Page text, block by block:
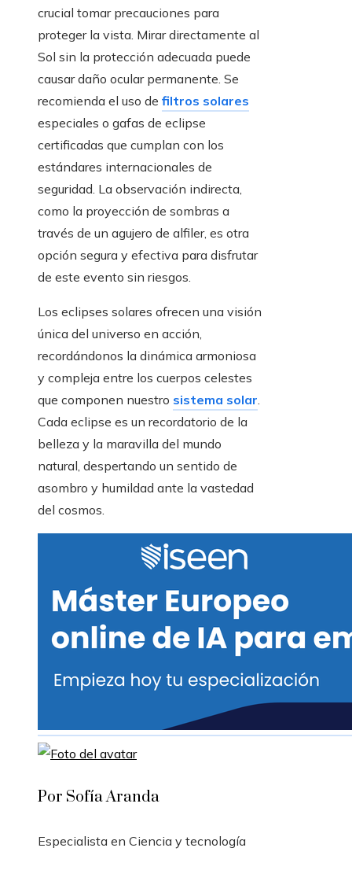
crucial tomar precauciones para
proteger la vista. Mirar directamente al
Sol sin la protección adecuada puede
causar daño ocular permanente. Se
recomienda el uso de filtros solares
especiales o gafas de eclipse
certificadas que cumplan con los
estándares internacionales de
seguridad. La observación indirecta,
como la proyección de sombras a
través de un agujero de alfiler, es otra
opción segura y efectiva para disfrutar
de este evento sin riesgos.
Los eclipses solares ofrecen una visión
única del universo en acción,
recordándonos la dinámica armoniosa
y compleja entre los cuerpos celestes
que componen nuestro sistema solar.
Cada eclipse es un recordatorio de la
belleza y la maravilla del mundo
natural, despertando un sentido de
asombro y humildad ante la vastedad
del cosmos.
Por Sofía Aranda
Especialista en Ciencia y tecnología